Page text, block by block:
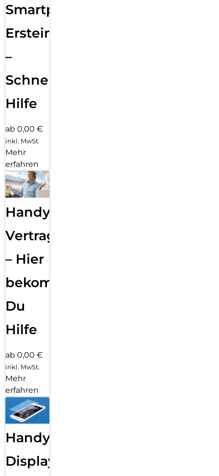
Smartphone
Ersteinrichtung
–
Schnelle
Hilfe
ab 0,00 €
inkl. MwSt.
Mehr
erfahren
Handy
Vertragsabwicklung
– Hier
bekommst
Du
Hilfe
ab 0,00 €
inkl. MwSt.
Mehr
erfahren
Handy
Displayfolie